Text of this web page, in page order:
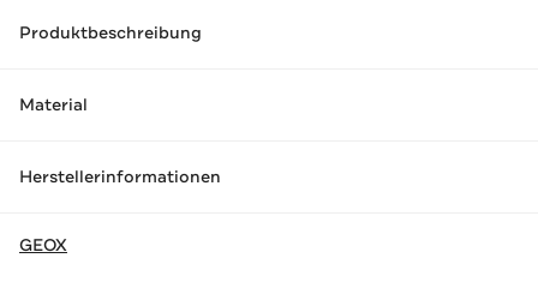
Produktbeschreibung
Material
Herstellerinformationen
GEOX